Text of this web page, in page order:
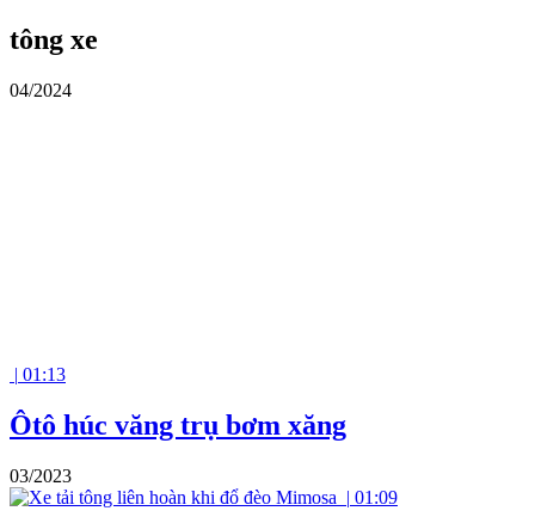
tông xe
04/2024
| 01:13
Ôtô húc văng trụ bơm xăng
03/2023
| 01:09